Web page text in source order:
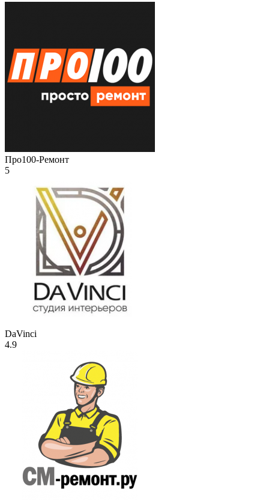
Про100-Ремонт
5
DaVinci
4.9